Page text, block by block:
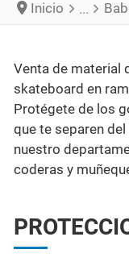
Inicio
Venta de material
skateboard en
Protégete de los
que te separen
nuestro
coderas y